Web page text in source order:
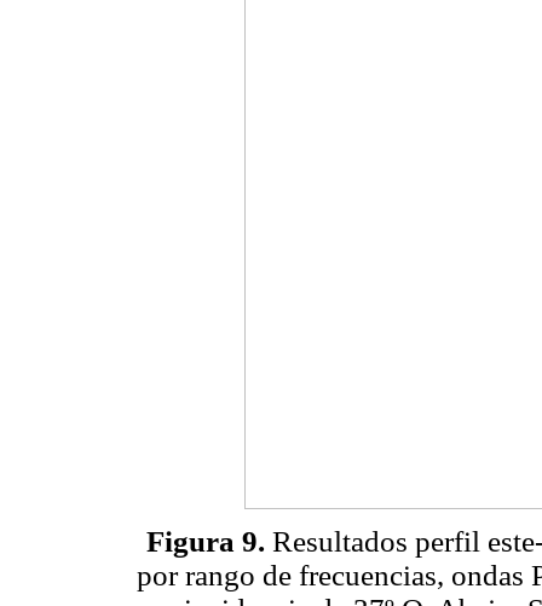
Figura 9. Resultados perfil
por rango de frecuencias, ondas